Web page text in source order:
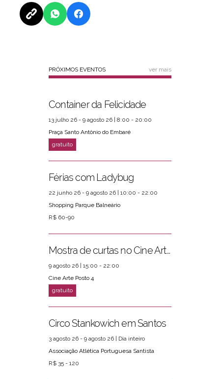
PRÓXIMOS EVENTOS ver mais
Container da Felicidade
13 julho 26 - 9 agosto 26 | 8:00 - 20:00
Praça Santo Antônio do Embaré
Férias com Ladybug
22 junho 26 - 9 agosto 26 | 10:00 - 22:00
Shopping Parque Balneário
R$ 60-90
Mostra de curtas no Cine Arte Posto 4
9 agosto 26 | 15:00 - 22:00
Cine Arte Posto 4
Circo Stankowich em Santos
3 agosto 26 - 9 agosto 26 | Dia inteiro
Associação Atlética Portuguesa Santista
R$ 35 - 120